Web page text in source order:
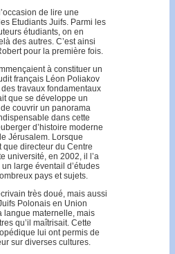
de lire une
Etudiants Juifs. Parmi les
étudiants, on en
des autres. C’est ainsi
pour la première fois.
à constituer un
français Léon Poliakov
travaux fondamentaux
que se développe un
couvrir un panorama
dans cette
d’histoire moderne
Jérusalem. Lorsque
que directeur du Centre
université, en 2002, il l’a
large éventail d’études
pays et sujets.
très doué, mais aussi
Polonais en Union
langue maternelle, mais
qu’il maîtrisait. Cette
lui ont permis de
sur diverses cultures.